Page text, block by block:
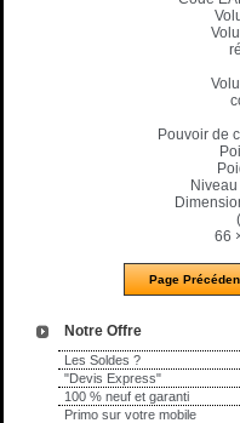
Notre Offre
Les Soldes ?
"Devis Express"
100 % neuf et garanti
Primo sur votre mobile
Pouvoir de
66